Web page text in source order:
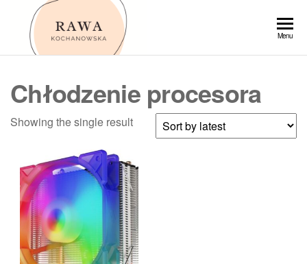
Przejdź
Menu
Chłodzenie procesora
Showing the single result